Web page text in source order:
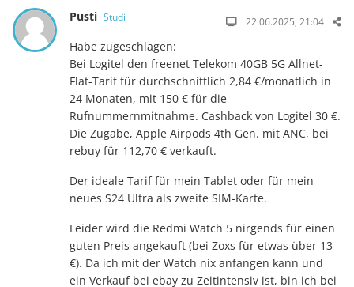
Pusti Studi 22.06.2025, 21:04
Habe zugeschlagen:
Bei Logitel den freenet Telekom 40GB 5G Allnet-
Flat-Tarif für durchschnittlich 2,84 €/monatlich in
24 Monaten, mit 150 € für die
Rufnummernmitnahme. Cashback von Logitel 30 €.
Die Zugabe, Apple Airpods 4th Gen. mit ANC, bei
rebuy für 112,70 € verkauft.
Der ideale Tarif für mein Tablet oder für mein
neues S24 Ultra als zweite SIM-Karte.
Leider wird die Redmi Watch 5 nirgends für einen
guten Preis angekauft (bei Zoxs für etwas über 13
€). Da ich mit der Watch nix anfangen kann und
ein Verkauf bei ebay zu Zeitintensiv ist, bin ich bei